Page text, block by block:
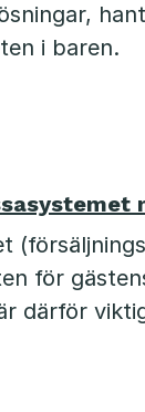
i baren.
för
därför